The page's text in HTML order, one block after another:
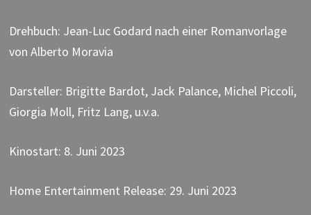
Drehbuch: Jean-Luc Godard nach einer Romanvorlage
von Alberto Moravia
Darsteller: Brigitte Bardot, Jack Palance, Michel Piccoli,
Giorgia Moll, Fritz Lang, u.v.a.
Kinostart: 8. Juni 2023
Home Entertainment Release: 29. Juni 2023